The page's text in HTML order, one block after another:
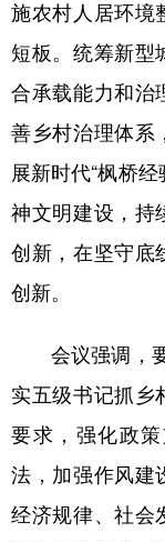
施农村人居环境
短板。统筹新型
合承载能力和治
善乡村治理体系
展新时代“枫桥
神文明建设，持
创新，在坚守底
创新。
会议强调，要
实五级书记抓乡
要求，强化政
法，加强作风建
经济规律、社会